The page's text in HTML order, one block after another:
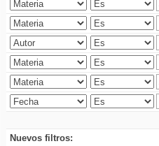
Nuevos filtros: